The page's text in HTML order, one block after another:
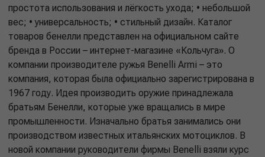
простота использования и лёгкость ухода; • небольшой
вес; • универсальность; • стильный дизайн. Каталог
товаров бенелли представлен на официальном сайте
бренда в России – интернет-магазине «Кольчуга». О
компании производителе ружья Benelli Armi – это
компания, которая была официально зарегистрирована в
1967 году. Идея производить оружие принадлежала
братьям Бенелли, которые уже вращались в мире
промышленности. Изначально братья занимались они
производством известных итальянских мотоциклов. В
новой компании руководители фирмы Benelli взяли курс